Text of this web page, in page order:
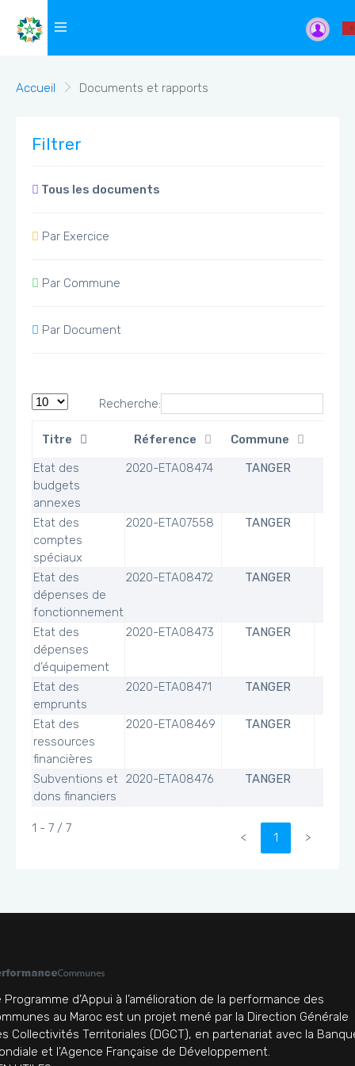
Accueil Documents et rapports
Filtrer
Tous les documents
Par Exercice
Par Commune
Par Document
Recherche:
Titre Réference Commune
Etat des
budgets
annexes
2020-ETA08474 TANGER
Etat des
comptes
spéciaux
2020-ETA07558 TANGER
Etat des
dépenses de
fonctionnement
2020-ETA08472 TANGER
Etat des
dépenses
d’équipement
2020-ETA08473 TANGER
Etat des
emprunts
2020-ETA08471 TANGER
Etat des
ressources
financières
2020-ETA08469 TANGER
Subventions et
dons financiers
2020-ETA08476 TANGER
1 - 7 / 7
< 1 >
Programme d’Appui à l’amélioration de la performance des
au Maroc est un projet mené par la Direction Générale
Collectivités Territoriales (DGCT), en partenariat avec la
et l’Agence Française de Développement.